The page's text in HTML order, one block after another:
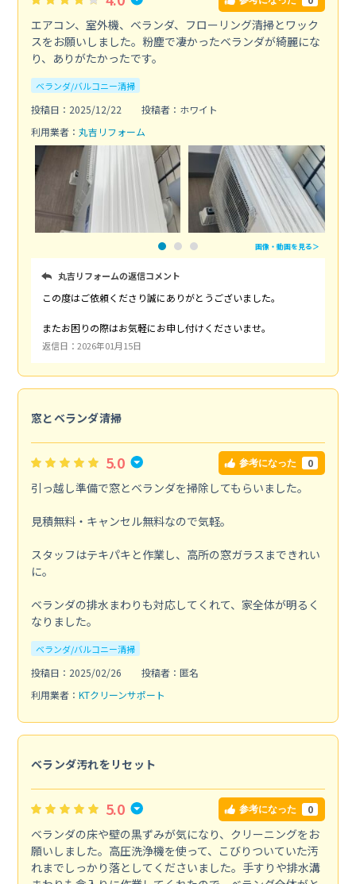
エアコン、室外機、ベランダ、フローリング清掃とワック
スをお願いしました。粉塵で凄かったベランダが綺麗にな
り、ありがたかったです。
ベランダ/バルコニー清掃
投稿日：2025/12/22
投稿者：ホワイト
利用業者： 丸吉リフォーム
画像・動画を見る＞
丸吉リフォームの返信コメント
この度はご依頼くださり誠にありがとうございました。
またお困りの際はお気軽にお申し付けくださいませ。
返信日：2026年01月15日
窓とベランダ清掃
5.0 参考になった 0
引っ越し準備で窓とベランダを掃除してもらいました。
見積無料・キャンセル無料なので気軽。
スタッフはテキパキと作業し、高所の窓ガラスまできれい
に。
ベランダの排水まわりも対応してくれて、家全体が明るく
なりました。
ベランダ/バルコニー清掃
投稿日：2025/02/26
投稿者：匿名
利用業者： KTクリーンサポート
ベランダ汚れをリセット
5.0 参考になった 0
ベランダの床や壁の黒ずみが気になり、クリーニングをお
願いしました。高圧洗浄機を使って、こびりついていた汚
れまでしっかり落としてくださいました。手すりや排水溝